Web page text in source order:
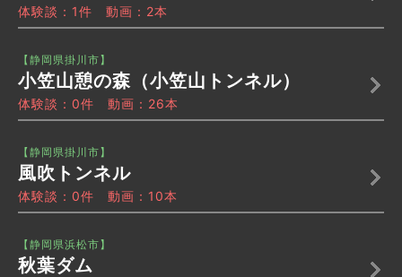
体験談：1件 動画：2本
【静岡県掛川市】
小笠山憩の森（小笠山トンネル）
体験談：0件 動画：26本
【静岡県掛川市】
風吹トンネル
体験談：0件 動画：10本
【静岡県浜松市】
秋葉ダム